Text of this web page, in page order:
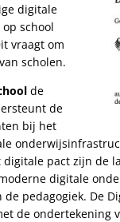
digitale
school
vraagt om
scholen.
de
de
bij het
pact zijn de
digitale
pedagogiek. De
de ondertekening